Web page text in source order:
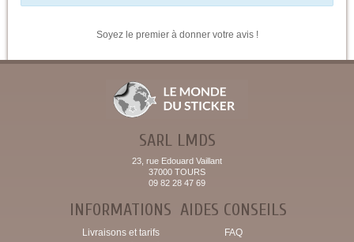
Soyez le premier à donner votre avis !
SARL LMDS
23, rue Edouard Vaillant
37000 TOURS
09 82 28 47 69
INFORMATIONS
Livraisons et tarifs
AIDES CONSEILS
FAQ